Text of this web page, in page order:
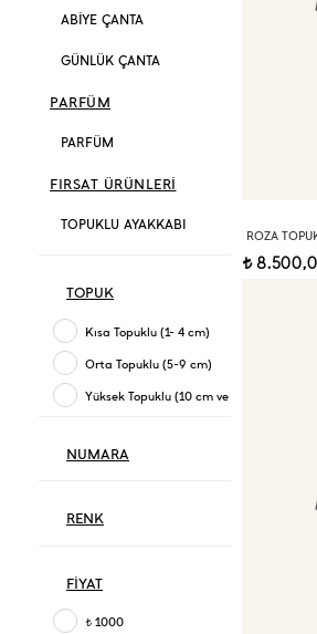
ABİYE ÇANTA
GÜNLÜK ÇANTA
PARFÜM
PARFÜM
FIRSAT ÜRÜNLERİ
TOPUKLU AYAKKABI
TOPUK
Kısa Topuklu (1- 4 cm)
Orta Topuklu (5-9 cm)
Yüksek Topuklu (10 cm ve üzeri)
NUMARA
RENK
FİYAT
t 1000
ROZA
t